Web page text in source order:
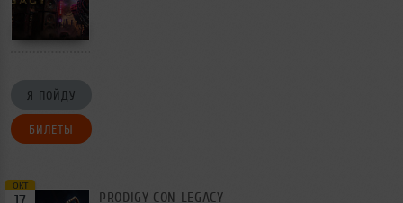
Я ПОЙДУ
БИЛЕТЫ
окт
PRODIGY CON LEGACY